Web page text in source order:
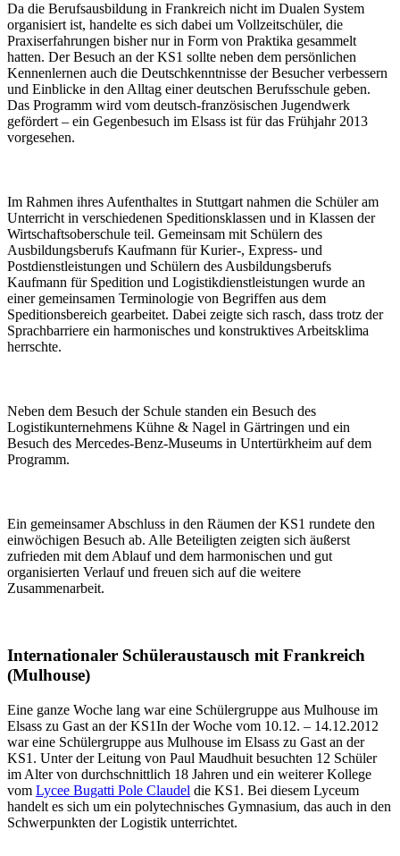
Da die Berufsausbildung in Frankreich nicht im Dualen System
organisiert ist, handelte es sich dabei um Vollzeitschüler, die
Praxiserfahrungen bisher nur in Form von Praktika gesammelt
hatten. Der Besuch an der KS1 sollte neben dem persönlichen
Kennenlernen auch die Deutschkenntnisse der Besucher verbessern
und Einblicke in den Alltag einer deutschen Berufsschule geben.
Das Programm wird vom deutsch-französischen Jugendwerk
gefördert – ein Gegenbesuch im Elsass ist für das Frühjahr 2013
vorgesehen.
Im Rahmen ihres Aufenthaltes in Stuttgart nahmen die Schüler am
Unterricht in verschiedenen Speditionsklassen und in Klassen der
Wirtschaftsoberschule teil. Gemeinsam mit Schülern des
Ausbildungsberufs Kaufmann für Kurier-, Express- und
Postdienstleistungen und Schülern des Ausbildungsberufs
Kaufmann für Spedition und Logistikdienstleistungen wurde an
einer gemeinsamen Terminologie von Begriffen aus dem
Speditionsbereich gearbeitet. Dabei zeigte sich rasch, dass trotz der
Sprachbarriere ein harmonisches und konstruktives Arbeitsklima
herrschte.
Neben dem Besuch der Schule standen ein Besuch des
Logistikunternehmens Kühne & Nagel in Gärtringen und ein
Besuch des Mercedes-Benz-Museums in Untertürkheim auf dem
Programm.
Ein gemeinsamer Abschluss in den Räumen der KS1 rundete den
einwöchigen Besuch ab. Alle Beteiligten zeigten sich äußerst
zufrieden mit dem Ablauf und dem harmonischen und gut
organisierten Verlauf und freuen sich auf die weitere
Zusammenarbeit.
Internationaler Schüleraustausch mit Frankreich
(Mulhouse)
Eine ganze Woche lang war eine Schülergruppe aus Mulhouse im
Elsass zu Gast an der KS1In der Woche vom 10.12. – 14.12.2012
war eine Schülergruppe aus Mulhouse im Elsass zu Gast an der
KS1. Unter der Leitung von Paul Maudhuit besuchten 12 Schüler
im Alter von durchschnittlich 18 Jahren und ein weiterer Kollege
vom Lycee Bugatti Pole Claudel die KS1. Bei diesem Lyceum
handelt es sich um ein polytechnisches Gymnasium, das auch in den
Schwerpunkten der Logistik unterrichtet.